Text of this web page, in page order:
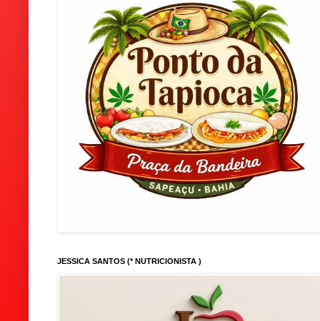
JESSICA SANTOS (* NUTRICIONISTA )